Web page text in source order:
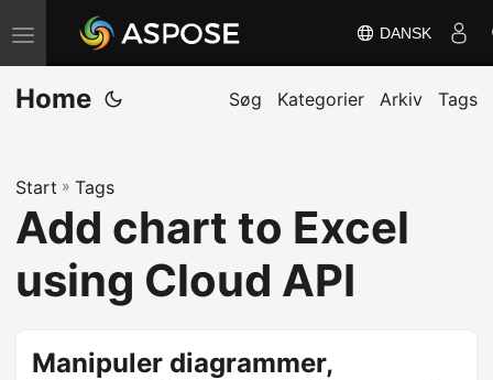
S
k
i
n
a
i
DANSK
Home Søg Kategorier Arkiv Tags
Start » Tags
Add chart to Excel
using Cloud API
Manipuler diagrammer,